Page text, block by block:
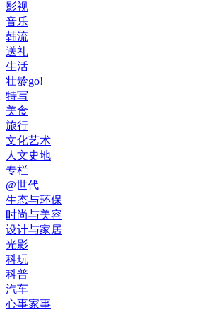
影视
音乐
韩流
送礼
生活
壮龄go!
特写
美食
旅行
文化艺术
人文史地
专栏
@世代
生态与环保
时尚与美容
设计与家居
光影
科玩
科普
汽车
心事家事